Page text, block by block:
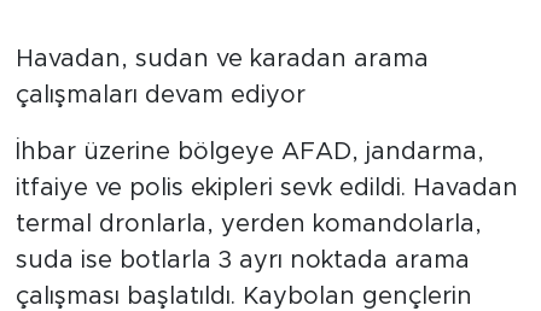
Havadan, sudan ve karadan arama
çalışmaları devam ediyor
İhbar üzerine bölgeye AFAD, jandarma,
itfaiye ve polis ekipleri sevk edildi. Havadan
termal dronlarla, yerden komandolarla,
suda ise botlarla 3 ayrı noktada arama
çalışması başlatıldı. Kaybolan gençlerin